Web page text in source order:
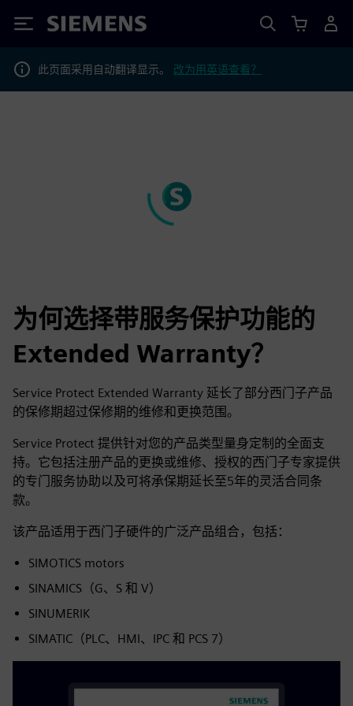
Siemens
此页面采用自动翻译显示。 改为用英语查看？
为何选择带服务保护功能的
Extended Warranty？
Service Protect Extended Warranty 延长了部分西门子产品
的保修期超过保修期的维修和更换范围。
Service Protect 提供针对您的产品类型量身定制的全面支
持。它包括注册产品的更换或维修、授权的西门子专家提供
的专门服务协助以及可将承保期延长至5年的灵活合同条
款。
该产品适用于西门子硬件的广泛产品组合，包括：
SIMOTICS motors
SINAMICS（G、S 和 V）
SINUMERIK
SIMATIC（PLC、HMI、IPC 和 PCS 7）